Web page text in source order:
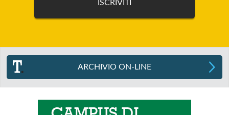
ARCHIVIO ON-LINE